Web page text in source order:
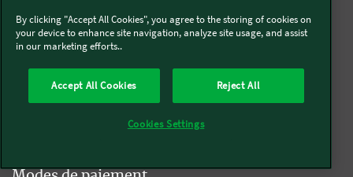
Newsletter
By clicking "Accept All Cookies", you agree to the storing of cookies on
your device to enhance site navigation, analyze site usage, and assist
in our marketing efforts..
Accept All Cookies Reject All
Cookies Settings